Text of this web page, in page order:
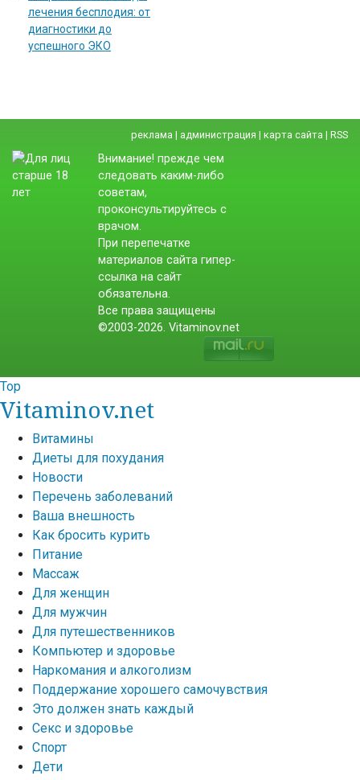
лечения бесплодия: от
диагностики до
успешного ЭКО
реклама | администрация | карта сайта | RSS
Внимание! прежде чем
следовать каким-либо
советам,
проконсультируйтесь с
врачом.
При перепечатке
материалов сайта гипер-
ссылка на сайт
обязательна.
Все права защищены
©2003-2026. Vitaminov.net
Top
Vitaminov.net
Витамины
Диеты для похудания
Новости
Перечень заболеваний
Ваша внешность
Как бросить курить
Питание
Массаж
Для женщин
Для мужчин
Для путешественников
Компьютер и здоровье
Наркомания и алкоголизм
Поддержание хорошего самочувствия
Это должен знать каждый
Секс и здоровье
Спорт
Дети